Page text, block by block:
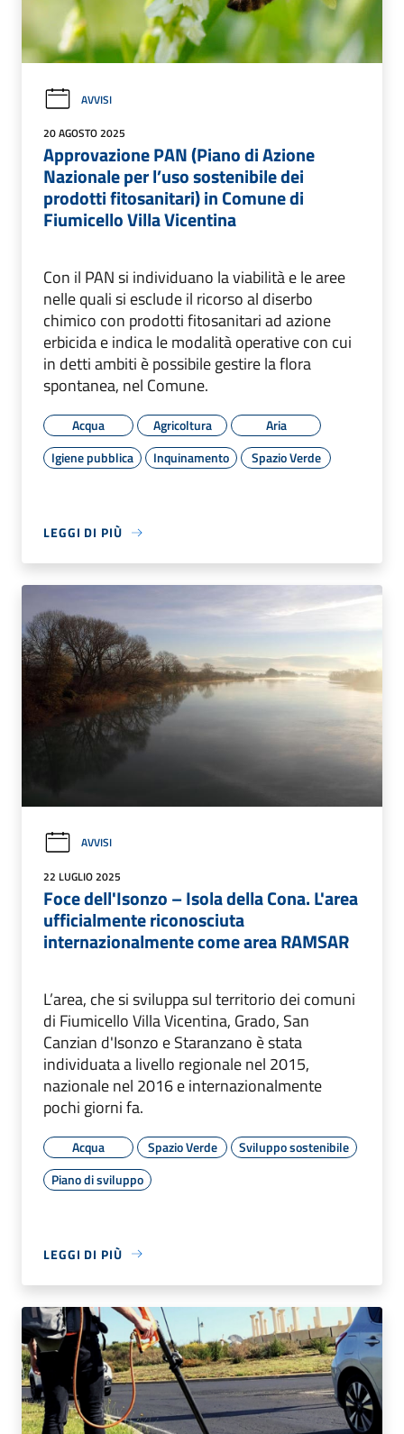
AVVISI
20 AGOSTO 2025
Approvazione PAN (Piano di Azione
Nazionale per l’uso sostenibile dei
prodotti fitosanitari) in Comune di
Fiumicello Villa Vicentina
Con il PAN si individuano la viabilità e le aree
nelle quali si esclude il ricorso al diserbo
chimico con prodotti fitosanitari ad azione
erbicida e indica le modalità operative con cui
in detti ambiti è possibile gestire la flora
spontanea, nel Comune.
Acqua Agricoltura
Aria
Igiene pubblica
Inquinamento Spazio Verde
LEGGI DI PIÙ
AVVISI
22 LUGLIO 2025
Foce dell'Isonzo – Isola della Cona. L'area
ufficialmente riconosciuta
internazionalmente come area RAMSAR
L’area, che si sviluppa sul territorio dei comuni
di Fiumicello Villa Vicentina, Grado, San
Canzian d'Isonzo e Staranzano è stata
individuata a livello regionale nel 2015,
nazionale nel 2016 e internazionalmente
pochi giorni fa.
Acqua Spazio Verde
Sviluppo sostenibile
Piano di sviluppo
LEGGI DI PIÙ